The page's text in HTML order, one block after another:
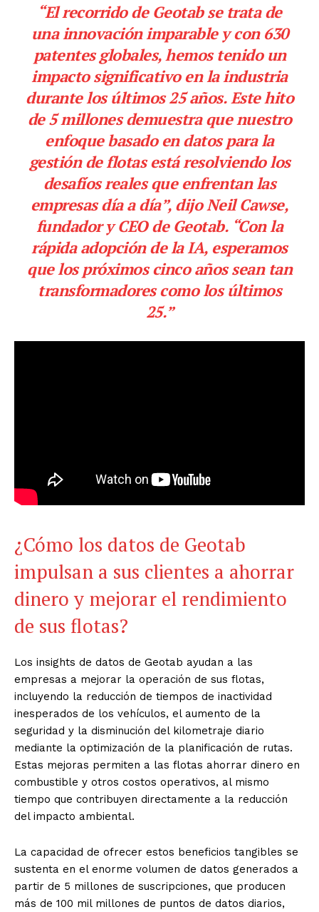
“El recorrido de Geotab se trata de
una innovación imparable y con 630
patentes globales, hemos tenido un
impacto significativo en la industria
durante los últimos 25 años. Este hito
de 5 millones demuestra que nuestro
enfoque basado en datos para la
gestión de flotas está resolviendo los
desafíos reales que enfrentan las
empresas día a día”, dijo Neil Cawse,
fundador y CEO de Geotab. “Con la
rápida adopción de la IA, esperamos
que los próximos cinco años sean tan
transformadores como los últimos
25.”
¿Cómo los datos de Geotab
impulsan a sus clientes a ahorrar
dinero y mejorar el rendimiento
de sus flotas?
Los insights de datos de Geotab ayudan a las
empresas a mejorar la operación de sus flotas,
incluyendo la reducción de tiempos de inactividad
inesperados de los vehículos, el aumento de la
seguridad y la disminución del kilometraje diario
mediante la optimización de la planificación de rutas.
Estas mejoras permiten a las flotas ahorrar dinero en
combustible y otros costos operativos, al mismo
tiempo que contribuyen directamente a la reducción
del impacto ambiental.
La capacidad de ofrecer estos beneficios tangibles se
sustenta en el enorme volumen de datos generados a
partir de 5 millones de suscripciones, que producen
más de 100 mil millones de puntos de datos diarios,